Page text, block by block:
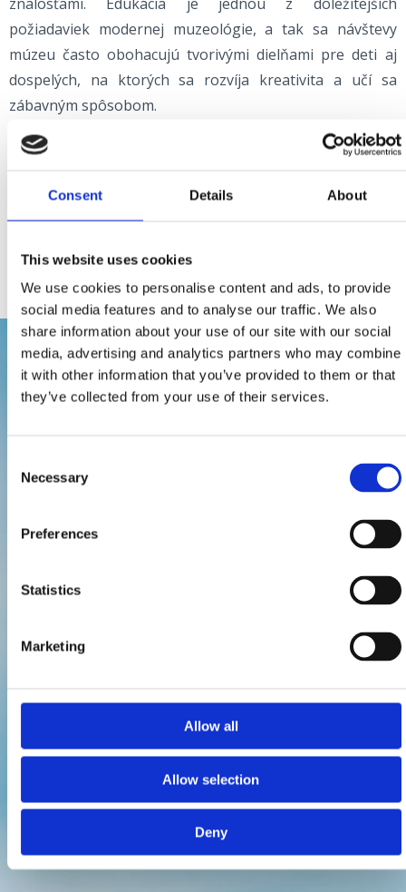
Consent Details About
This website uses cookies
We use cookies to personalise content and ads, to provide
social media features and to analyse our traffic. We also
share information about your use of our site with our social
media, advertising and analytics partners who may combine
it with other information that you’ve provided to them or that
they’ve collected from your use of their services.
Selection
Necessary
Preferences
Statistics
Marketing
Allow all
Allow selection
Deny
požiadaviek modernej muzeológie, a tak sa návštevy
múzeu často obohacujú tvorivými dielňami pre deti aj
dospelých, na ktorých sa rozvíja kreativita a učí sa
zábavným spôsobom.
MÚZEUM MESTA CRIKVENICA
www.mgc.hr